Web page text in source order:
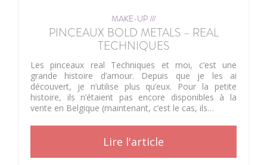
MAKE-UP ///
PINCEAUX BOLD METALS – REAL
TECHNIQUES
Les pinceaux real Techniques et moi, c’est une
grande histoire d’amour. Depuis que je les ai
découvert, je n’utilise plus qu’eux. Pour la petite
histoire, ils n’étaient pas encore disponibles à la
vente en Belgique (maintenant, c’est le cas, ils…
Lire l'article